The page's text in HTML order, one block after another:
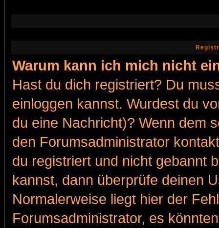
Warum kann ich mich nicht
Hast du dich registriert? Du
einloggen kannst. Wurdest du
du eine Nachricht)? Wenn dem
den Forumsadministrator
du registriert und nicht gebannt
kannst, dann überprüfe deinen
Normalerweise liegt hier der
Forumsadministrator, es